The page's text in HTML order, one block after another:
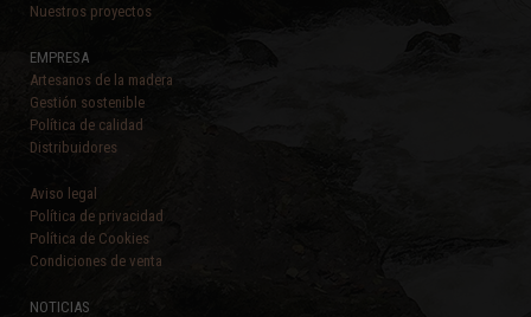
Nuestros proyectos
EMPRESA
Artesanos de la madera
Gestión sostenible
Política de calidad
Distribuidores
Aviso legal
Política de privacidad
Política de Cookies
Condiciones de venta
NOTICIAS